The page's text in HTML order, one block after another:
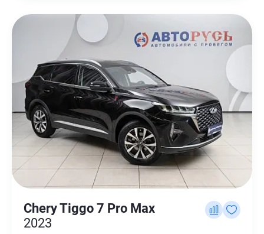
Chery Tiggo 7 Pro Max
2023